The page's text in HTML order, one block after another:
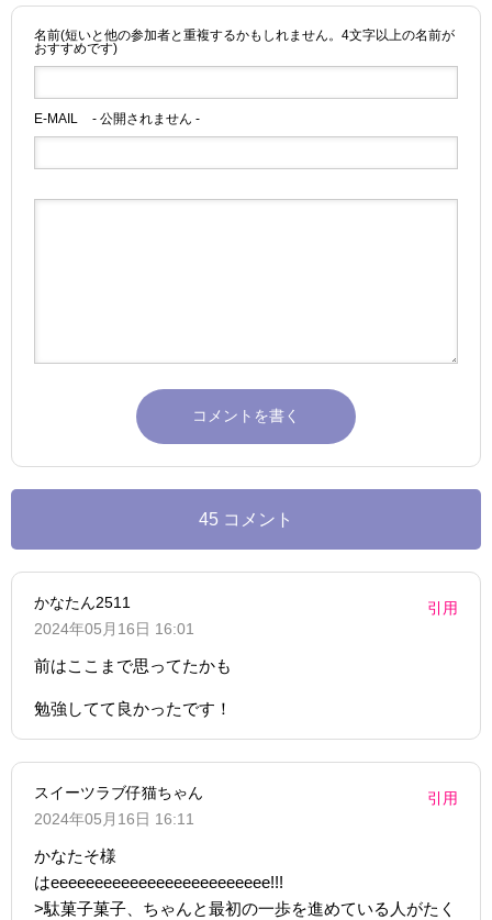
名前(短いと他の参加者と重複するかもしれません。4文字以上の名前が
おすすめです)
E-MAIL - 公開されません -
45 コメント
かなたん2511
2024年05月16日 16:01
引用
前はここまで思ってたかも
勉強してて良かったです！
スイーツラブ仔猫ちゃん
2024年05月16日 16:11
引用
かなたそ様
はeeeeeeeeeeeeeeeeeeeeeeeee!!!
>駄菓子菓子、ちゃんと最初の一歩を進めている人がたく